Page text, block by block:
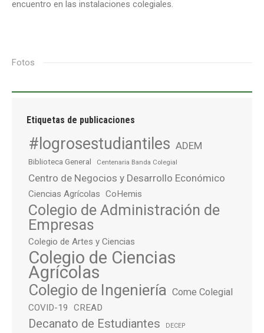
encuentro en las instalaciones colegiales.
Fotos
Etiquetas de publicaciones
#logrosestudiantiles ADEM
Biblioteca General Centenaria Banda Colegial
Centro de Negocios y Desarrollo Económico
Ciencias Agrícolas CoHemis
Colegio de Administración de
Empresas
Colegio de Artes y Ciencias
Colegio de Ciencias
Agrícolas
Colegio de Ingeniería Come Colegial
COVID-19 CREAD
Decanato de Estudiantes DECEP